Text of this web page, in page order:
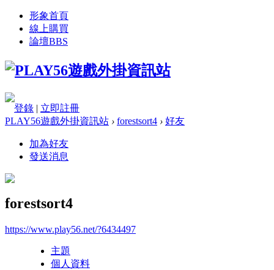
形象首頁
線上購買
論壇BBS
登錄 | 立即註冊
PLAY56遊戲外掛資訊站 › forestsort4 › 好友
加為好友
發送消息
forestsort4
https://www.play56.net/?6434497
主題
個人資料